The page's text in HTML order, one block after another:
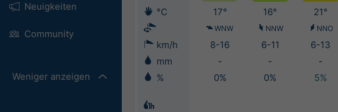
Neuigkeiten
Community
Weniger anzeigen
°C
17° 16° 21°
WNW NNW NNO
km/h 8-16 6-11 6-13
mm
- - -
%
0% 0% 5%